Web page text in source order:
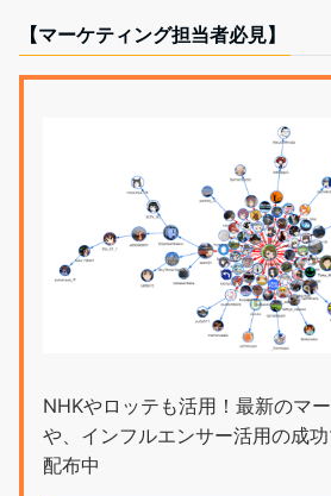
【マーケティング担当者必見】
NHKやロッテも活用！最新のマ
や、インフルエンサー活用の成
配布中